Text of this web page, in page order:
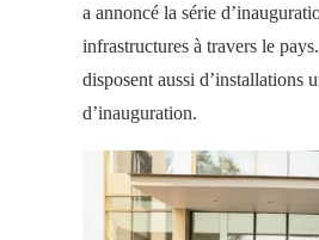
a annoncé la série
infrastructures à travers le
disposent aussi d’installations
d’inauguration.